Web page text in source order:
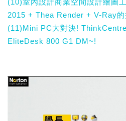
2015 + Thea Render + V-Ray的
(11)Mini PC大對決!
EliteDesk 800 G1 DM~!